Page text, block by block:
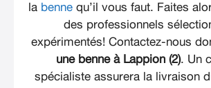
la bennequ’il vous faut. Faites
des professionnels
expérimentés! Contactez-nous
une benne à Lappion (2). Un
spécialiste assurera la livraison